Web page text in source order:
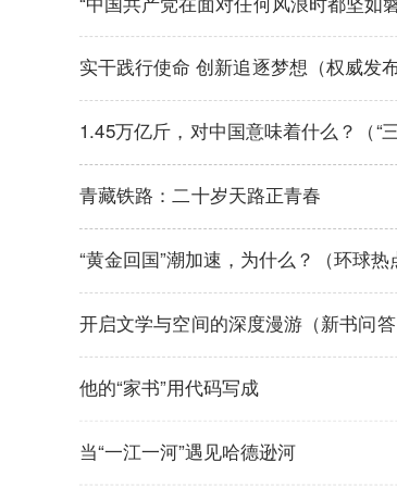
实干践行使命 创新追逐梦想（权威发布
1.45万亿斤，对中国意味着什么？（“
青藏铁路：二十岁天路正青春
“黄金回国”潮加速，为什么？（环球热
开启文学与空间的深度漫游（新书问答
他的“家书”用代码写成
当“一江一河”遇见哈德逊河